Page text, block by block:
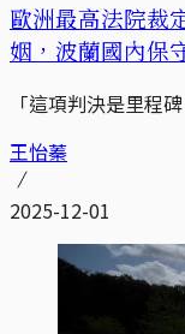
歐洲最高法院裁
姻，波蘭國內保
「這項判決是里程
王怡蓁
2025-12-01